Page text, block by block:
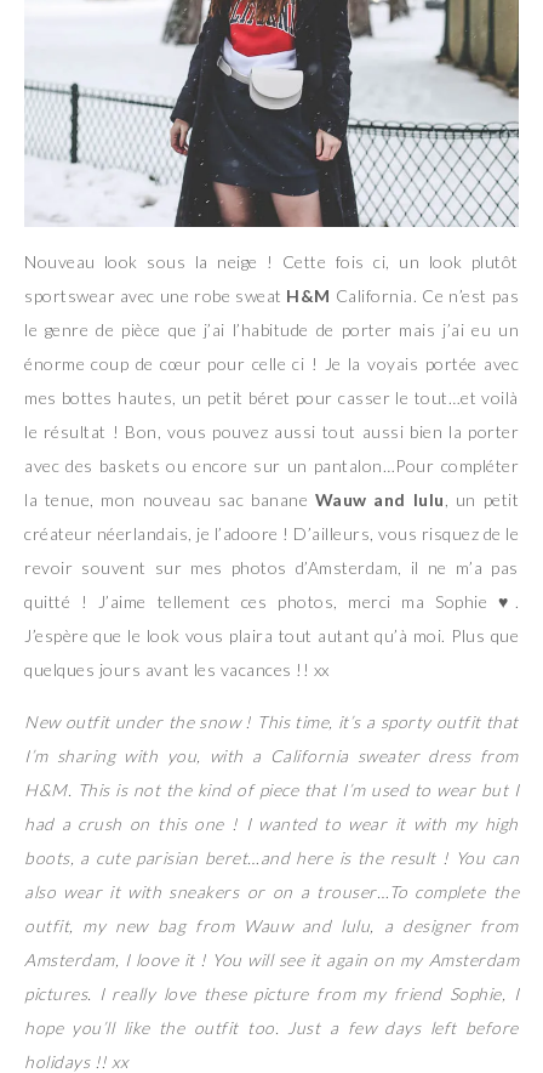
Nouveau look sous la neige ! Cette fois ci, un look plutôt
sportswear avec une robe sweat H&M California. Ce n’est pas
le genre de pièce que j’ai l’habitude de porter mais j’ai eu un
énorme coup de cœur pour celle ci ! Je la voyais portée avec
mes bottes hautes, un petit béret pour casser le tout…et voilà
le résultat ! Bon, vous pouvez aussi tout aussi bien la porter
avec des baskets ou encore sur un pantalon…Pour compléter
la tenue, mon nouveau sac banane Wauw and lulu , un petit
créateur néerlandais, je l’adoore ! D’ailleurs, vous risquez de le
revoir souvent sur mes photos d’Amsterdam, il ne m’a pas
quitté ! J’aime tellement ces photos, merci ma Sophie ♥ .
J’espère que le look vous plaira tout autant qu’à moi. Plus que
quelques jours avant les vacances !! xx
New outfit under the snow ! This time, it’s a sporty outfit that
I’m sharing with you, with a California sweater dress from
H&M. This is not the kind of piece that I’m used to wear but I
had a crush on this one ! I wanted to wear it with my high
boots, a cute parisian beret…and here is the result ! You can
also wear it with sneakers or on a trouser…To complete the
outfit, my new bag from Wauw and lulu, a designer from
Amsterdam, I loove it ! You will see it again on my Amsterdam
pictures. I really love these picture from my friend Sophie, I
hope you’ll like the outfit too. Just a few days left before
holidays !! xx